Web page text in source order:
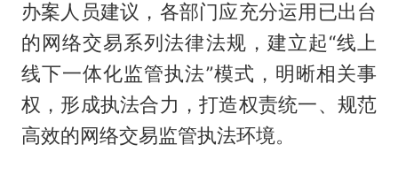
办案人员建议，各部门应充分运用已出台
的网络交易系列法律法规，建立起“线上
线下一体化监管执法”模式，明晰相关事
权，形成执法合力，打造权责统一、规范
高效的网络交易监管执法环境。